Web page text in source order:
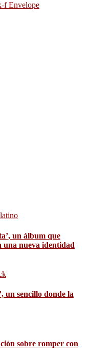
f Envelope
un álbum que
una nueva identidad
un sencillo donde la
sobre romper con